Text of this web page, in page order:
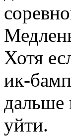
Хотя
ик-
дальше
уйти.